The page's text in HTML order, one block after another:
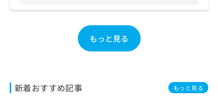
もっと見る
新着おすすめ記事 もっと見る
ち
ら